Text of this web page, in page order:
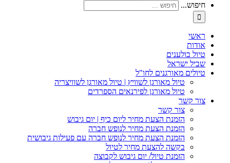
חיפוש...
ראשי
אודות
טיול בולענים
שביל ישראל
טיולים מאורגנים לחו"ל
טיול מאורגן לשוויץ | טיול מאורגן לשוויצריה
טיול מאורגן לפירנאים הספרדים
צור קשר
צור קשר
הזמנת הצעת מחיר ליום כיף | יום גיבוש
הזמנת הצעת מחיר לנופש חברה
הזמנת הצעת מחיר לנופש חברה עם פעילות גיבושית
בקשה להצעת מחיר לטיול
הזמנת טיול/ יום גיבוש לקבוצה